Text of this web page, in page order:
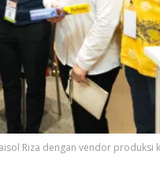
Riza dengan vendor produksi